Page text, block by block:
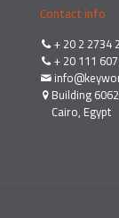
Contact info
+ 20 2 2734
+ 20 111
Building
Cairo, Egypt